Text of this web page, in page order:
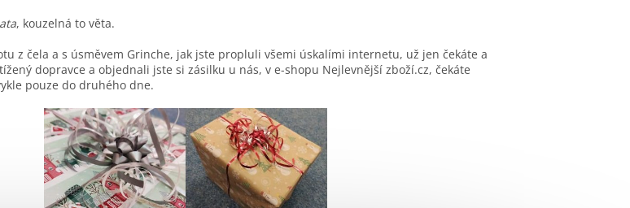
, kouzelná to věta.
z čela a s úsměvem Grinche, jak jste propluli všemi úskalími internetu, už jen čekáte a
dopravce a objednali jste si zásilku u nás, v e-shopu Nejlevnější zboží.cz, čekáte
pouze do druhého dne.